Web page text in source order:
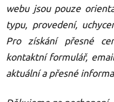
webu jsou pouze
typu, provedení,
Pro získání přesné
kontaktní formulář,
aktuální a přesné